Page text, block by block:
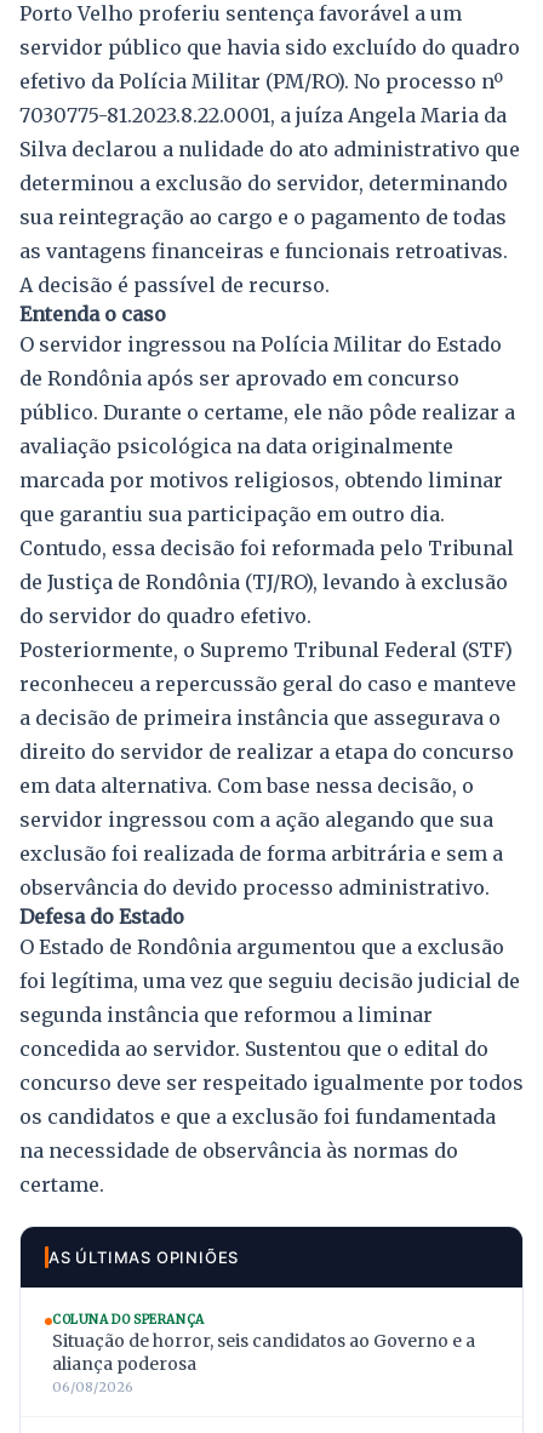
Porto Velho proferiu sentença favorável a um
servidor público que havia sido excluído do quadro
efetivo da Polícia Militar (PM/RO). No processo nº
7030775-81.2023.8.22.0001, a juíza Angela Maria da
Silva declarou a nulidade do ato administrativo que
determinou a exclusão do servidor, determinando
sua reintegração ao cargo e o pagamento de todas
as vantagens financeiras e funcionais retroativas.
A decisão é passível de recurso.
Entenda o caso
O servidor ingressou na Polícia Militar do Estado
de Rondônia após ser aprovado em concurso
público. Durante o certame, ele não pôde realizar a
avaliação psicológica na data originalmente
marcada por motivos religiosos, obtendo liminar
que garantiu sua participação em outro dia.
Contudo, essa decisão foi reformada pelo Tribunal
de Justiça de Rondônia (TJ/RO), levando à exclusão
do servidor do quadro efetivo.
Posteriormente, o Supremo Tribunal Federal (STF)
reconheceu a repercussão geral do caso e manteve
a decisão de primeira instância que assegurava o
direito do servidor de realizar a etapa do concurso
em data alternativa. Com base nessa decisão, o
servidor ingressou com a ação alegando que sua
exclusão foi realizada de forma arbitrária e sem a
observância do devido processo administrativo.
Defesa do Estado
O Estado de Rondônia argumentou que a exclusão
foi legítima, uma vez que seguiu decisão judicial de
segunda instância que reformou a liminar
concedida ao servidor. Sustentou que o edital do
concurso deve ser respeitado igualmente por todos
os candidatos e que a exclusão foi fundamentada
na necessidade de observância às normas do
certame.
AS ÚLTIMAS OPINIÕES
COLUNA DO SPERANÇA
Situação de horror, seis candidatos ao Governo e a
aliança poderosa
06/08/2026